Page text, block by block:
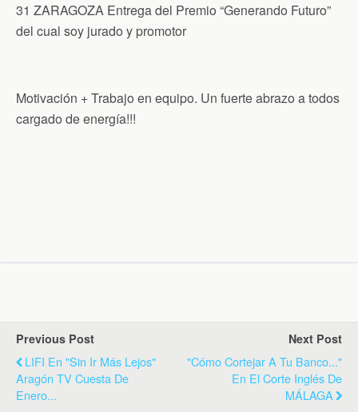
31 ZARAGOZA Entrega del Premio “Generando Futuro”
del cual soy jurado y promotor
Motivación + Trabajo en equipo. Un fuerte abrazo a todos
cargado de energía!!!
Previous Post
LIFI En "Sin Ir Más Lejos"
Aragón TV Cuesta De
Enero...
Next Post
"Cómo Cortejar A Tu Banco..."
En El Corte Inglés De
MÁLAGA